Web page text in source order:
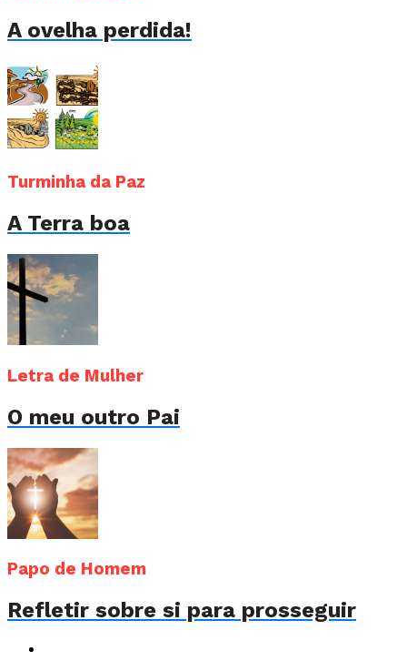
A ovelha perdida!
Turminha da Paz
A Terra boa
Letra de Mulher
O meu outro Pai
Papo de Homem
Refletir sobre si para prosseguir